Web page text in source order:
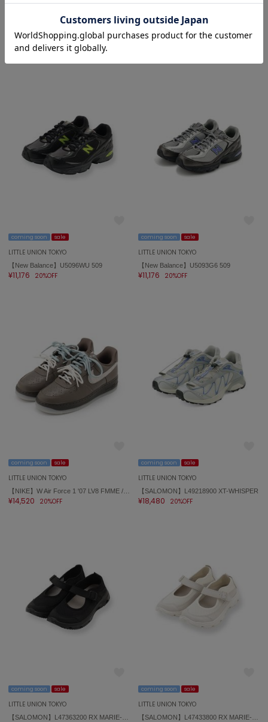
【adidas Originals】KI3519 HANDBALL SPEZIAL LO PRO W
¥12,320 20%OFF
LITTLE UNION TOKYO
【ASICS】1203A879.100 HYPERSYNC
coming soon sale
LITTLE UNION TOKYO
【New Balance】U5096WU 509
¥11,176 20%OFF
coming soon sale
LITTLE UNION TOKYO
【New Balance】U5093G6 509
¥11,176 20%OFF
coming soon sale
LITTLE UNION TOKYO
¥14,520 20%OFF
coming soon sale
LITTLE UNION TOKYO
【SALOMON】L49218900 XT-WHISPER
¥18,480 20%OFF
coming soon sale
LITTLE UNION TOKYO
coming soon sale
LITTLE UNION TOKYO